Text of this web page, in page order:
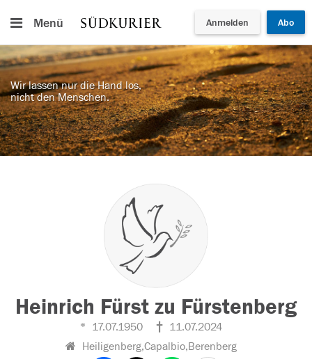
Menü Anmelden Abo
Wir lassen nur die Hand los,
nicht den Menschen.
Heinrich Fürst zu Fürstenberg
17.07.1950
11.07.2024
Heiligenberg,Capalbio,Berenberg